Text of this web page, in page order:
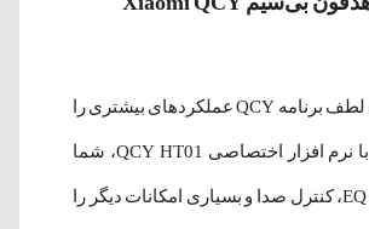
QCY HT01 به لطف برنامه QCY عملکردهای بیشتری را
ارائه می‌دهد. با نرم افزار اختصاصی QCY HT01، شما
قابلیت تنظیم EQ، کنترل صدا و بسیاری امکانات دیگر را